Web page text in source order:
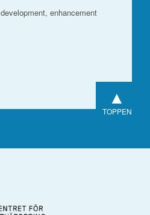
enhancement
▲
TOPPEN